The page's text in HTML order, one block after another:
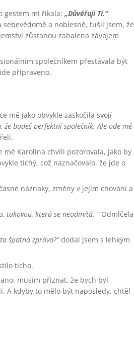
gestem mi říkala:
Důvěřuji Ti.
a noblesně, tušil jsem, že
zůstanou zahalena závojem
společníkem přestávala být
připraveno.
mě jako obvykle zaskočila svojí
že budeš perfektní společník. Ale ode mě
Karolína chvíli pozorovala, jako by
tichý, což naznačovalo, že jde o
náznaky, změny v jejím chování a
takovou, která se neodmítá. Odmlčela
špatná zpráva? dodal jsem s lehkým
ticho.
musím přiznat, že bych byl
A kdyby to mělo být naposledy, chtěl